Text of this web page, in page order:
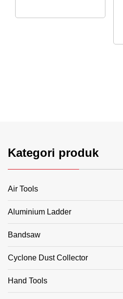
Kategori produk
Air Tools
Aluminium Ladder
Bandsaw
Cyclone Dust Collector
Hand Tools